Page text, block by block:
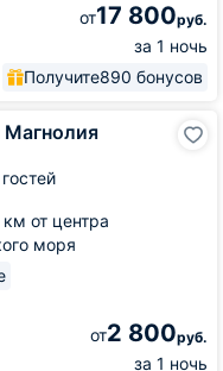
от17 800руб.
за 1 ночь
Получите890 бонусов
Магнолия
км от центра
моря
от2 800руб.
за 1 ночь